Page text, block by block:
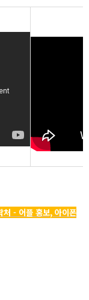
- 어플 홍보, 아이폰